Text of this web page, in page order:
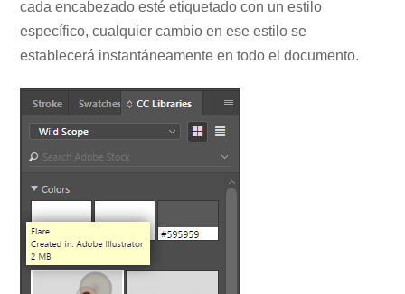
cada encabezado esté etiquetado con un estilo
específico, cualquier cambio en ese estilo se
establecerá instantáneamente en todo el documento.